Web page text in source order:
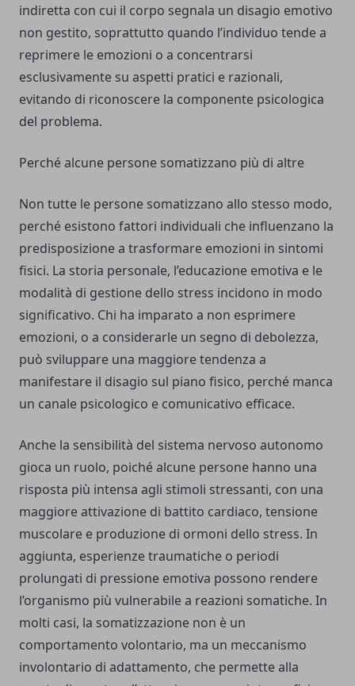
indiretta con cui il corpo segnala un disagio emotivo
non gestito, soprattutto quando l’individuo tende a
reprimere le emozioni o a concentrarsi
esclusivamente su aspetti pratici e razionali,
evitando di riconoscere la componente psicologica
del problema.
Perché alcune persone somatizzano più di altre
Non tutte le persone somatizzano allo stesso modo,
perché esistono fattori individuali che influenzano la
predisposizione a trasformare emozioni in sintomi
fisici. La storia personale, l’educazione emotiva e le
modalità di gestione dello stress incidono in modo
significativo. Chi ha imparato a non esprimere
emozioni, o a considerarle un segno di debolezza,
può sviluppare una maggiore tendenza a
manifestare il disagio sul piano fisico, perché manca
un canale psicologico e comunicativo efficace.
Anche la sensibilità del sistema nervoso autonomo
gioca un ruolo, poiché alcune persone hanno una
risposta più intensa agli stimoli stressanti, con una
maggiore attivazione di battito cardiaco, tensione
muscolare e produzione di ormoni dello stress. In
aggiunta, esperienze traumatiche o periodi
prolungati di pressione emotiva possono rendere
l’organismo più vulnerabile a reazioni somatiche. In
molti casi, la somatizzazione non è un
comportamento volontario, ma un meccanismo
involontario di adattamento, che permette alla